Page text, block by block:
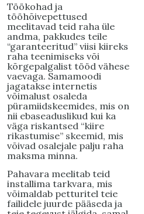
Töökohad ja
tööhõivepettused
meelitavad teid raha üle
andma, pakkudes teile
“garanteeritud” viisi kiireks
raha teenimiseks või
kõrgepalgalist tööd vähese
vaevaga. Samamoodi
jagatakse internetis
võimalust osaleda
püramiidskeemides, mis on
nii ebaseaduslikud kui ka
väga riskantsed “kiire
rikastumise” skeemid, mis
võivad osalejale palju raha
maksma minna.
Pahavara meelitab teid
installima tarkvara, mis
võimaldab petturitel teie
failidele juurde pääseda ja